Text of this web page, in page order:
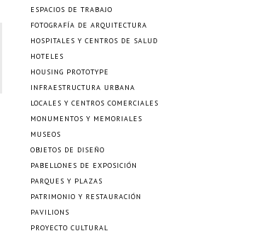
ESPACIOS DE TRABAJO
FOTOGRAFÍA DE ARQUITECTURA
HOSPITALES Y CENTROS DE SALUD
HOTELES
HOUSING PROTOTYPE
INFRAESTRUCTURA URBANA
LOCALES Y CENTROS COMERCIALES
MONUMENTOS Y MEMORIALES
MUSEOS
OBJETOS DE DISEÑO
PABELLONES DE EXPOSICIÓN
PARQUES Y PLAZAS
PATRIMONIO Y RESTAURACIÓN
PAVILIONS
PROYECTO CULTURAL